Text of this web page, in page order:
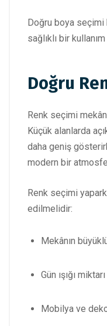
Doğru boya seçimi
sağlıklı bir
Doğru
Renk seçimi
Küçük alanlarda
daha geniş
modern bir
Renk seçimi
edilmelidir:
Mekânın
Gün ışığı miktarı
Mobilya ve